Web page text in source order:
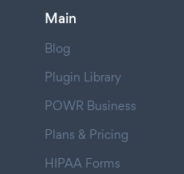
Main
Blog
Plugin Library
POWR Business
Plans & Pricing
HIPAA Forms